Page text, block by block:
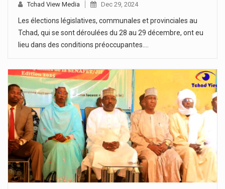
Tchad View Media Dec 29, 2024
Les élections législatives, communales et provinciales au
Tchad, qui se sont déroulées du 28 au 29 décembre, ont eu
lieu dans des conditions préoccupantes.…